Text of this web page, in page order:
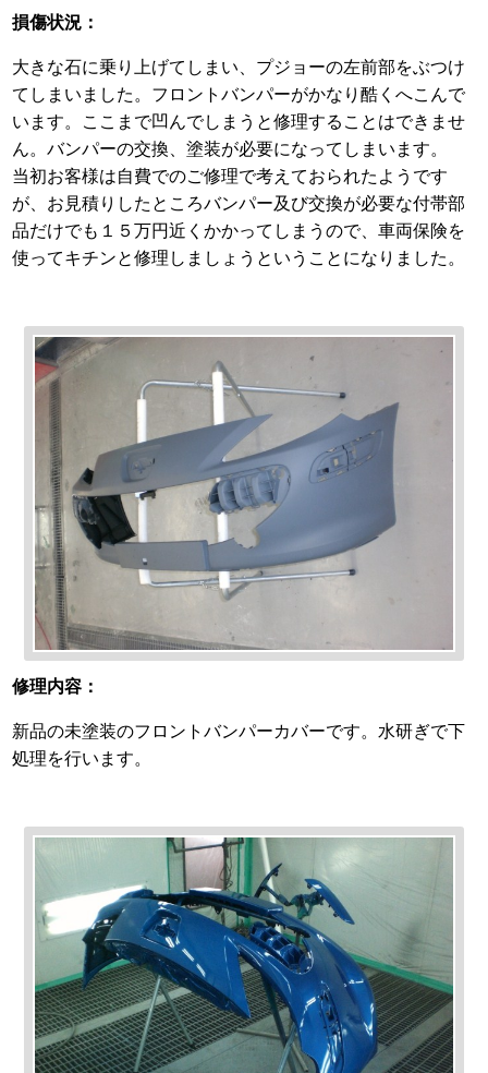
損傷状況：
大きな石に乗り上げてしまい、プジョーの左前部をぶつけ
てしまいました。フロントバンパーがかなり酷くへこんで
います。ここまで凹んでしまうと修理することはできませ
ん。バンパーの交換、塗装が必要になってしまいます。
当初お客様は自費でのご修理で考えておられたようです
が、お見積りしたところバンパー及び交換が必要な付帯部
品だけでも１５万円近くかかってしまうので、車両保険を
使ってキチンと修理しましょうということになりました。
修理内容：
新品の未塗装のフロントバンパーカバーです。水研ぎで下
処理を行います。